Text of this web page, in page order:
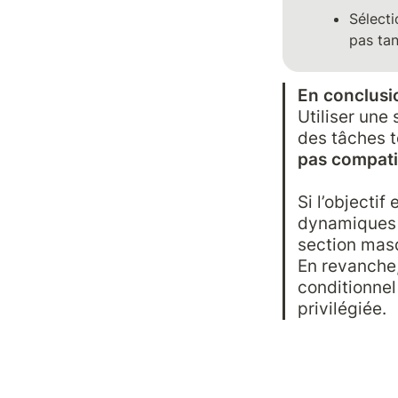
pas
En
Utiliser une
des tâches
pas
Si l’objectif
section
En
privilégiée.